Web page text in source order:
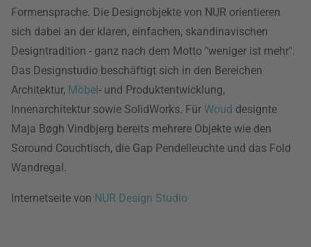
Formensprache. Die Designobjekte von NUR orientieren
sich dabei an der klaren, einfachen, skandinavischen
Designtradition - ganz nach dem Motto "weniger ist mehr".
Das Designstudio beschäftigt sich in den Bereichen
Architektur, Möbel- und Produktentwicklung,
Innenarchitektur sowie SolidWorks. Für Woud designte
Maja Bøgh Vindbjerg bereits mehrere Objekte wie den
Soround Couchtisch, die Gap Pendelleuchte und das Fold
Wandregal.
Internetseite von NUR Design Studio